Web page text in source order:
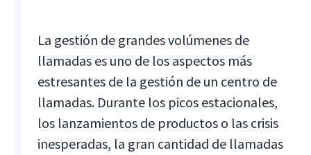
La gestión de grandes volúmenes de
llamadas es uno de los aspectos más
estresantes de la gestión de un centro de
llamadas. Durante los picos estacionales,
los lanzamientos de productos o las crisis
inesperadas, la gran cantidad de llamadas